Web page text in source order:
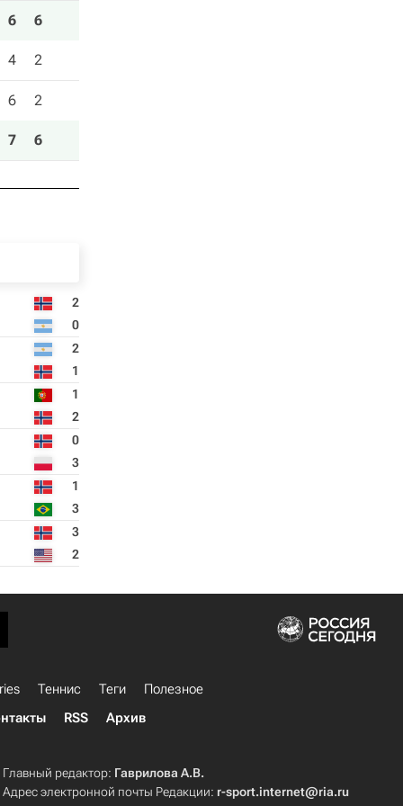
6 6
4 2
6 2
7 6
2
0
2
1
1
2
0
3
1
3
3
2
Теннис Теги
Полезное
RSS Архив
Главный редактор: Гаврилова А.В.
Адрес электронной почты Редакции: r-sport.internet@ria.ru